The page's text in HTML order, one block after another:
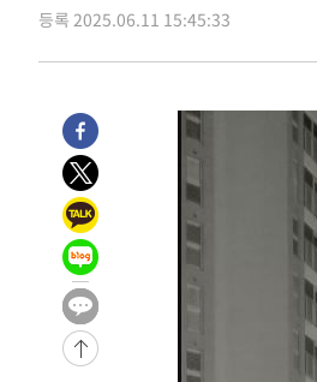
-4320초 전 >극한폭염 한풀 꺾이지만
주 날씨]
-1338초 전 >축구협회 "압수수색·성
3시간 전 >
'최고 37도' 폭염 지속…강원
5시간 전 >
[속보]뉴욕증시 상승 마감
-32157초 전 >
[속보]與 대표 경선 제
42.08%·宋 10.17%
-31691초 전 >
이강인 "아틀레티코 이
것"
-31626초 전 >
[속보]與 당대표 경선,
-25400초 전 >
낮 최고 35도 '무더위'…
-24670초 전 >
[속보]이강인 "감독님이
틀레티코 이적"
-24452초 전 >
수도권 40도 육박 '펄
등록 2025.06.11 15:45:33